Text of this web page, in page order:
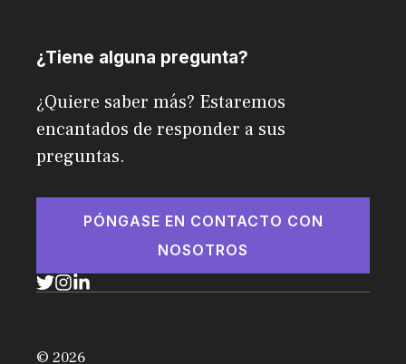
¿Tiene alguna pregunta?
¿Quiere saber más? Estaremos
encantados de responder a sus
preguntas.
PÓNGASE EN CONTACTO CON
NOSOTROS
© 2026